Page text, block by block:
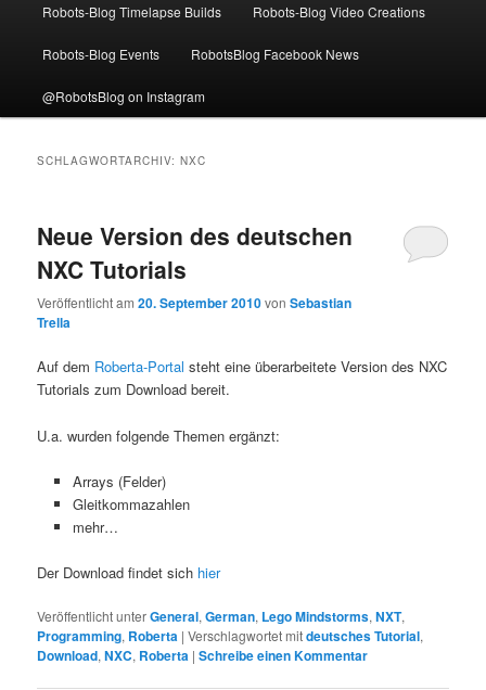
Robots-Blog Timelapse Builds Robots-Blog Video Creations
Robots-Blog Events RobotsBlog Facebook News
@RobotsBlog on Instagram
SCHLAGWORTARCHIV:NXC
Neue Version des deutschen
NXC Tutorials
Veröffentlicht am20. September 2010vonSebastian
Trella
Auf dem Roberta-Portal steht eine überarbeitete Version des NXC
Tutorials zum Download bereit.
U.a. wurden folgende Themen ergänzt:
Arrays (Felder)
Gleitkommazahlen
mehr…
Der Download findet sich hier
Veröffentlicht unterGeneral,German, Lego Mindstorms,NXT,
Programming, Roberta |Verschlagwortet mitdeutsches Tutorial,
Download,NXC, Roberta |Schreibe einen Kommentar